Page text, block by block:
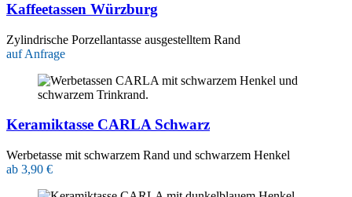
Kaffeetassen Würzburg
Zylindrische Porzellantasse ausgestelltem Rand
auf Anfrage
Keramiktasse CARLA Schwarz
Werbetasse mit schwarzem Rand und schwarzem Henkel
ab 3,90 €